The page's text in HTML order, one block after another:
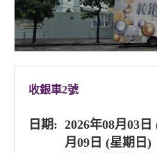
收銀車2號
日期: 2026年08月03
月09日 (星期日)